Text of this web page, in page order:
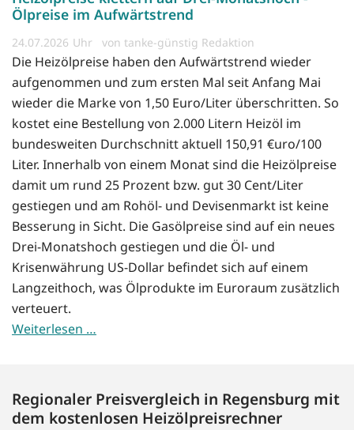
Ölpreise im Aufwärtstrend
24.07.2026 von tanke-günstig Redaktion
Die Heizölpreise haben den Aufwärtstrend wieder
aufgenommen und zum ersten Mal seit Anfang Mai
wieder die Marke von 1,50 Euro/Liter überschritten. So
kostet eine Bestellung von 2.000 Litern Heizöl im
bundesweiten Durchschnitt aktuell 150,91 €uro/100
Liter. Innerhalb von einem Monat sind die Heizölpreise
damit um rund 25 Prozent bzw. gut 30 Cent/Liter
gestiegen und am Rohöl- und Devisenmarkt ist keine
Besserung in Sicht. Die Gasölpreise sind auf ein neues
Drei-Monatshoch gestiegen und die Öl- und
Krisenwährung US-Dollar befindet sich auf einem
Langzeithoch, was Ölprodukte im Euroraum zusätzlich
verteuert.
Weiterlesen …
Regionaler Preisvergleich in Regensburg mit
dem kostenlosen Heizölpreisrechner